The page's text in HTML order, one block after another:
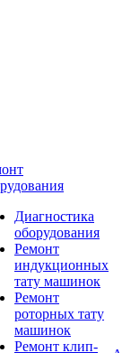
Диагностика
оборудования
Ремонт
индукционных
тату машинок
Ремонт
роторных тату
машинок
Ремонт клип-